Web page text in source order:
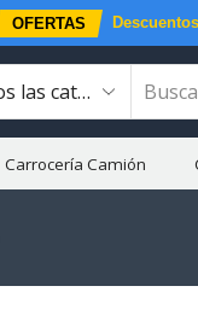
OFERTAS
Carrocería Camión